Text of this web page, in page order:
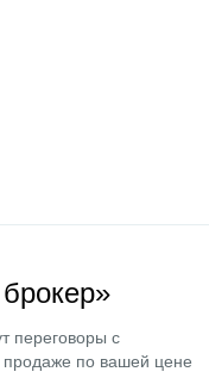
переговоры с
по вашей цене